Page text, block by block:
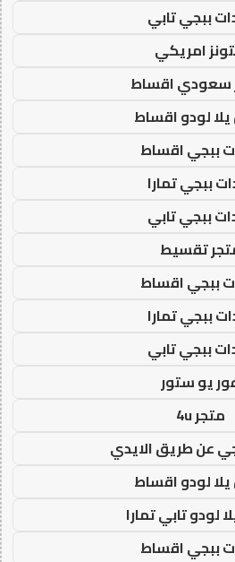
ببجي تابي
امريكي
سعودي اقساط
لودو اقساط
ببجي اقساط
ببجي تمارا
ببجي تابي
تقسيط
ببجي اقساط
ببجي تمارا
ببجي تابي
يو ستور
متجر 4u
عن طريق الايدي
لودو اقساط
لودو تابي تمارا
ببجي اقساط